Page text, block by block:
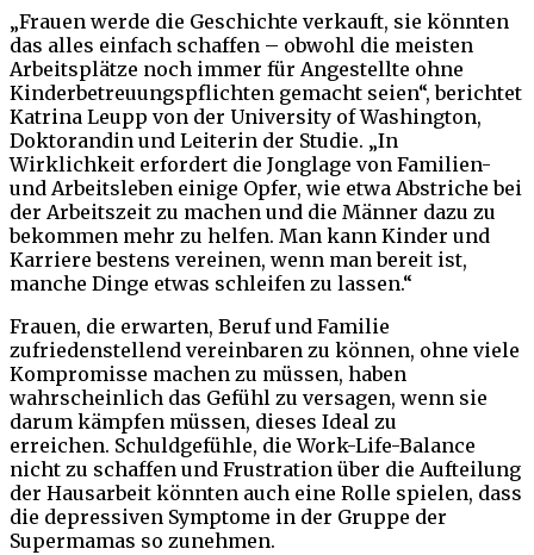
„Frauen werde die Geschichte verkauft, sie könnten
das alles einfach schaffen – obwohl die meisten
Arbeitsplätze noch immer für Angestellte ohne
Kinderbetreuungspflichten gemacht seien“, berichtet
Katrina Leupp von der University of Washington,
Doktorandin und Leiterin der Studie. „In
Wirklichkeit erfordert die Jonglage von Familien-
und Arbeitsleben einige Opfer, wie etwa Abstriche bei
der Arbeitszeit zu machen und die Männer dazu zu
bekommen mehr zu helfen. Man kann Kinder und
Karriere bestens vereinen, wenn man bereit ist,
manche Dinge etwas schleifen zu lassen.“
Frauen, die erwarten, Beruf und Familie
zufriedenstellend vereinbaren zu können, ohne viele
Kompromisse machen zu müssen, haben
wahrscheinlich das Gefühl zu versagen, wenn sie
darum kämpfen müssen, dieses Ideal zu
erreichen. Schuldgefühle, die Work-Life-Balance
nicht zu schaffen und Frustration über die Aufteilung
der Hausarbeit könnten auch eine Rolle spielen, dass
die depressiven Symptome in der Gruppe der
Supermamas so zunehmen.